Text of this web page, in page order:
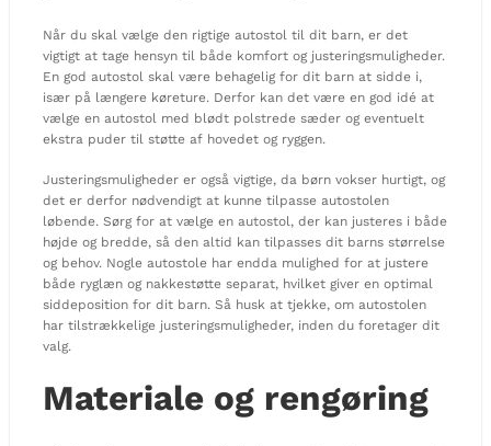
Når du skal vælge den rigtige autostol til dit barn, er det
vigtigt at tage hensyn til både komfort og justeringsmuligheder.
En god autostol skal være behagelig for dit barn at sidde i,
især på længere køreture. Derfor kan det være en god idé at
vælge en autostol med blødt polstrede sæder og eventuelt
ekstra puder til støtte af hovedet og ryggen.
Justeringsmuligheder er også vigtige, da børn vokser hurtigt, og
det er derfor nødvendigt at kunne tilpasse autostolen
løbende. Sørg for at vælge en autostol, der kan justeres i både
højde og bredde, så den altid kan tilpasses dit barns størrelse
og behov. Nogle autostole har endda mulighed for at justere
både ryglæn og nakkestøtte separat, hvilket giver en optimal
siddeposition for dit barn. Så husk at tjekke, om autostolen
har tilstrækkelige justeringsmuligheder, inden du foretager dit
valg.
Materiale og rengøring